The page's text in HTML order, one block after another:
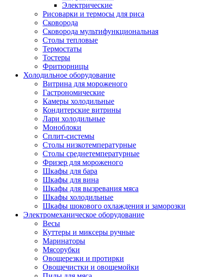
Электрические
Рисоварки и термосы для риса
Сковорода
Сковорода мультифункциональная
Столы тепловые
Термостаты
Тостеры
Фритюрницы
Холодильное оборудование
Витрина для мороженого
Гастрономические
Камеры холодильные
Кондитерские витрины
Лари холодильные
Моноблоки
Сплит-системы
Столы низкотемпературные
Столы среднетемпературные
Фризер для мороженого
Шкафы для бара
Шкафы для вина
Шкафы для вызревания мяса
Шкафы холодильные
Шкафы шокового охлаждения и заморозки
Электромеханическое оборудование
Весы
Куттеры и миксеры ручные
Маринаторы
Мясорубки
Овощерезки и протирки
Овощечистки и овощемойки